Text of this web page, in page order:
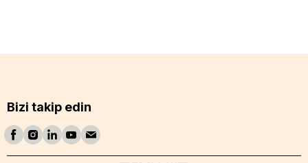
Bizi takip edin